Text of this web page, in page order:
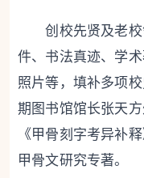
创校先贤及老校
件、书法真迹、学
照片等，填补多项
期图书馆馆长张天
《甲骨刻字考异补
甲骨文研究专著。